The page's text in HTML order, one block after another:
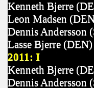
Kenneth Bjerre
Leon Madsen
Dennis Andersson
Lasse Bjerre
2011: I
Kenneth Bjerre
Dennis Andersson